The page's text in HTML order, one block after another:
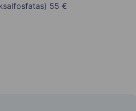
55 €